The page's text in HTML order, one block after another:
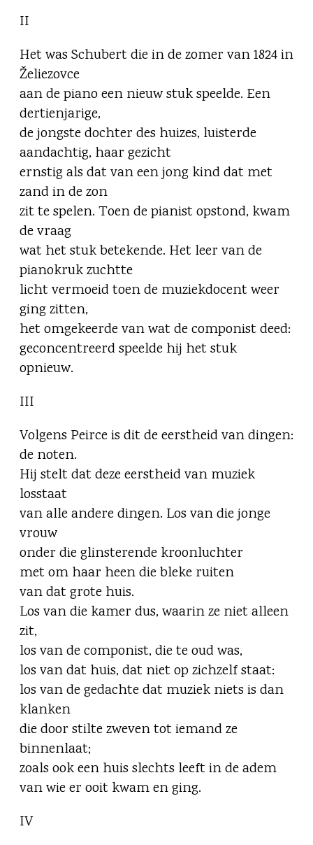
II
Het was Schubert die in de zomer van 1824 in
Želiezovce
aan de piano een nieuw stuk speelde. Een
dertienjarige,
de jongste dochter des huizes, luisterde
aandachtig, haar gezicht
ernstig als dat van een jong kind dat met
zand in de zon
zit te spelen. Toen de pianist opstond, kwam
de vraag
wat het stuk betekende. Het leer van de
pianokruk zuchtte
licht vermoeid toen de muziekdocent weer
ging zitten,
het omgekeerde van wat de componist deed:
geconcentreerd speelde hij het stuk
opnieuw.
III
Volgens Peirce is dit de eerstheid van dingen:
de noten.
Hij stelt dat deze eerstheid van muziek
losstaat
van alle andere dingen. Los van die jonge
vrouw
onder die glinsterende kroonluchter
met om haar heen die bleke ruiten
van dat grote huis.
Los van die kamer dus, waarin ze niet alleen
zit,
los van de componist, die te oud was,
los van dat huis, dat niet op zichzelf staat:
los van de gedachte dat muziek niets is dan
klanken
die door stilte zweven tot iemand ze
binnenlaat;
zoals ook een huis slechts leeft in de adem
van wie er ooit kwam en ging.
IV